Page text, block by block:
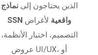
الذين يحتاجون إلىنماذج
SSN واقعية لأغراض
التصميم، اختبار الأنظمة،
عروض UI/UX، أو